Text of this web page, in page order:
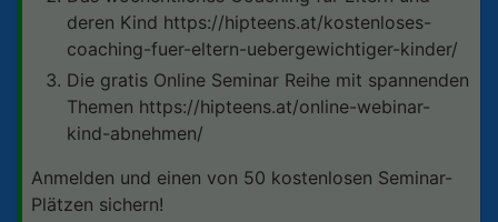
deren Kind https://hipteens.at/kostenloses-
coaching-fuer-eltern-uebergewichtiger-kinder/
Die gratis Online Seminar Reihe mit spannenden
Themen https://hipteens.at/online-webinar-
kind-abnehmen/
Anmelden und einen von 50 kostenlosen Seminar-
Plätzen sichern!